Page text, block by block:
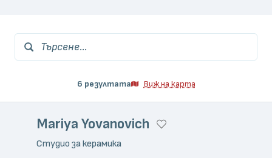
Търсене...
6 резултата Виж на карта
Mariya Yovanovich
Студио за керамика